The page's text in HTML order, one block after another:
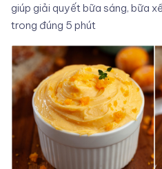
giúp giải quyết bữa sáng, bữa
trong đúng 5 phút